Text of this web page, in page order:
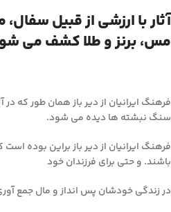
آثار با ارزشی از قبیل
مس، برنز و طلا کشف می
فرهنگ ایرانیان از دیر باز همان طور که
سنگ نبشته ها دیده می شود.
فرهنگ ایرانیان از دیر باز براین بوده
باشند. و حتی برای فرزندان خود
در زندگی خودشان پس انداز و مال جمع